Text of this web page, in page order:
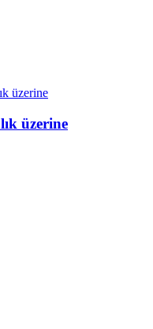
üzerine
üzerine